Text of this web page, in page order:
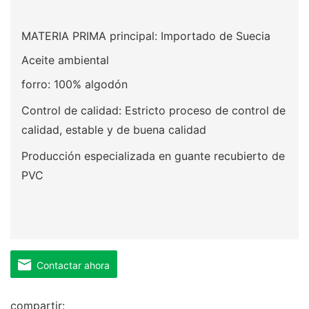
MATERIA PRIMA principal: Importado de Suecia
Aceite ambiental
forro: 100% algodón
Control de calidad: Estricto proceso de control de
calidad, estable y de buena calidad
Producción especializada en guante recubierto de
PVC
Contactar ahora
compartir: